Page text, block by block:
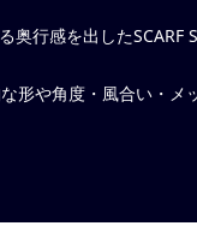
行感を出したSCARF
形や角度・風合い・メ